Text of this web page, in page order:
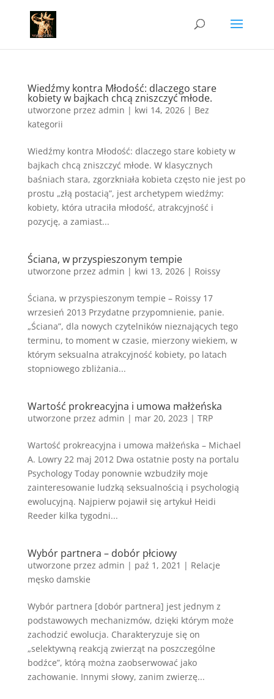
Wiedźmy kontra Młodość: dlaczego stare
kobiety w bajkach chcą zniszczyć młode.
utworzone przez admin | kwi 14, 2026| Bez
kategorii
Wiedźmy kontra Młodość: dlaczego stare kobiety w
bajkach chcą zniszczyć młode. W klasycznych
baśniach stara, zgorzkniała kobieta często nie jest po
prostu „złą postacią”, jest archetypem wiedźmy:
kobiety, która utraciła młodość, atrakcyjność i
pozycję, a zamiast...
Ściana, w przyspieszonym tempie
utworzone przez admin | kwi 13, 2026| Roissy
Ściana, w przyspieszonym tempie – Roissy 17
wrzesień 2013 Przydatne przypomnienie, panie.
„Ściana”, dla nowych czytelników nieznających tego
terminu, to moment w czasie, mierzony wiekiem, w
którym seksualna atrakcyjność kobiety, po latach
stopniowego zbliżania...
Wartość prokreacyjna i umowa małżeńska
utworzone przez admin | mar 20, 2023 | TRP
Wartość prokreacyjna i umowa małżeńska – Michael
A. Lowry 22 maj 2012 Dwa ostatnie posty na portalu
Psychology Today ponownie wzbudziły moje
zainteresowanie ludzką seksualnością i psychologią
ewolucyjną. Najpierw pojawił się artykuł Heidi
Reeder kilka tygodni...
Wybór partnera – dobór płciowy
utworzone przez admin | paź 1, 2021 | Relacje
męsko damskie
Wybór partnera [dobór partnera] jest jednym z
podstawowych mechanizmów, dzięki którym może
zachodzić ewolucja. Charakteryzuje się on
„selektywną reakcją zwierząt na poszczególne
bodźce”, którą można zaobserwować jako
zachowanie. Innymi słowy, zanim zwierzę...